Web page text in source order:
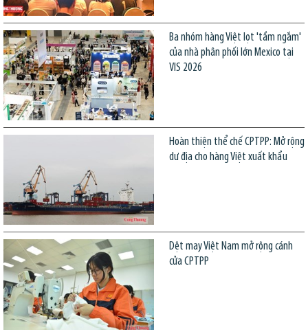
Ba nhóm hàng Việt lọt 'tầm ngắm'
của nhà phân phối lớn Mexico tại
VIS 2026
Hoàn thiện thể chế CPTPP: Mở rộng
dư địa cho hàng Việt xuất khẩu
Dệt may Việt Nam mở rộng cánh
cửa CPTPP